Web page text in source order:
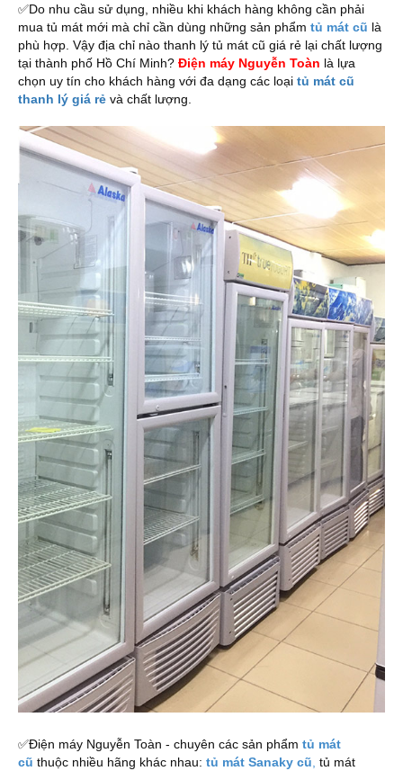
✅Do nhu cầu sử dụng, nhiều khi khách hàng không cần phải
mua tủ mát mới mà chỉ cần dùng những sản phẩm tủ mát cũ là
phù hợp. Vậy địa chỉ nào thanh lý tủ mát cũ giá rẻ lại chất lượng
tại thành phố Hồ Chí Minh? Điện máy Nguyễn Toàn là lựa
chọn uy tín cho khách hàng với đa dạng các loại tủ mát cũ
thanh lý giá rẻ và chất lượng.
✅Điện máy Nguyễn Toàn - chuyên các sản phẩm tủ mát
cũ thuộc nhiều hãng khác nhau: tủ mát Sanaky cũ, tủ mát